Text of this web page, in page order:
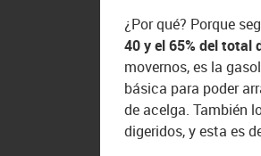
¿Por qué? Porque
40 y el 65% del total
movernos, es la
básica para poder
de acelga. También
digeridos, y esta es